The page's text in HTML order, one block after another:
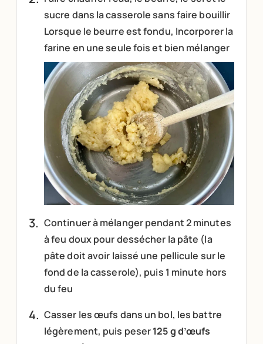
sucre dans la casserole sans faire bouillir
Lorsque le beurre est fondu, Incorporer la
farine en une seule fois et bien mélanger
Continuer à mélanger pendant 2 minutes
à feu doux pour dessécher la pâte (la
pâte doit avoir laissé une pellicule sur le
fond de la casserole), puis 1 minute hors
du feu
Casser les œufs dans un bol, les battre
légèrement, puis peser125 g d’œufs